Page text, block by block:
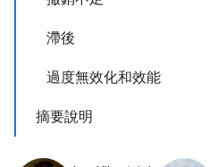
滯後
過度無效化和效能
摘要說明